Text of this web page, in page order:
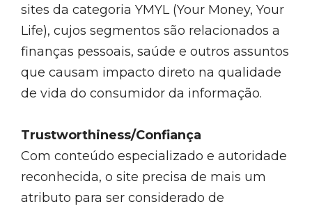
sites da categoria YMYL (Your Money, Your
Life), cujos segmentos são relacionados a
finanças pessoais, saúde e outros assuntos
que causam impacto direto na qualidade
de vida do consumidor da informação.
Trustworthiness/Confiança
Com conteúdo especializado e autoridade
reconhecida, o site precisa de mais um
atributo para ser considerado de